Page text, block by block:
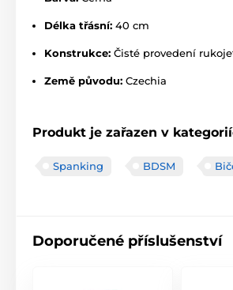
Délka třásní: 40 cm
Konstrukce: Čisté provedení
Země původu: Czechia
Produkt je zařazen v
Spanking BDSM
Doporučené příslušenství